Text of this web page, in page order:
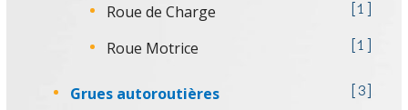
Roue de Charge 1
Roue Motrice 1
Grues autoroutières 3